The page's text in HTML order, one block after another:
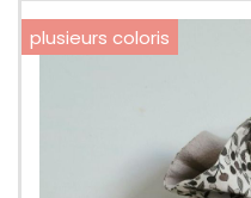
plusieurs coloris